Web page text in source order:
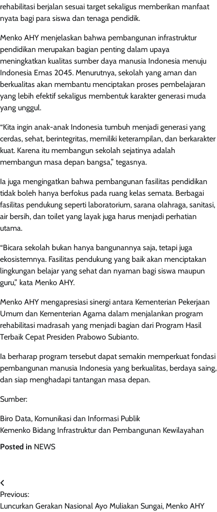
rehabilitasi berjalan sesuai target sekaligus memberikan manfaat
nyata bagi para siswa dan tenaga pendidik.
Menko AHY menjelaskan bahwa pembangunan infrastruktur
pendidikan merupakan bagian penting dalam upaya
meningkatkan kualitas sumber daya manusia Indonesia menuju
Indonesia Emas 2045. Menurutnya, sekolah yang aman dan
berkualitas akan membantu menciptakan proses pembelajaran
yang lebih efektif sekaligus membentuk karakter generasi muda
yang unggul.
“Kita ingin anak-anak Indonesia tumbuh menjadi generasi yang
cerdas, sehat, berintegritas, memiliki keterampilan, dan berkarakter
kuat. Karena itu membangun sekolah sejatinya adalah
membangun masa depan bangsa,” tegasnya.
Ia juga mengingatkan bahwa pembangunan fasilitas pendidikan
tidak boleh hanya berfokus pada ruang kelas semata. Berbagai
fasilitas pendukung seperti laboratorium, sarana olahraga, sanitasi,
air bersih, dan toilet yang layak juga harus menjadi perhatian
utama.
“Bicara sekolah bukan hanya bangunannya saja, tetapi juga
ekosistemnya. Fasilitas pendukung yang baik akan menciptakan
lingkungan belajar yang sehat dan nyaman bagi siswa maupun
guru,” kata Menko AHY.
Menko AHY mengapresiasi sinergi antara Kementerian Pekerjaan
Umum dan Kementerian Agama dalam menjalankan program
rehabilitasi madrasah yang menjadi bagian dari Program Hasil
Terbaik Cepat Presiden Prabowo Subianto.
Ia berharap program tersebut dapat semakin memperkuat fondasi
pembangunan manusia Indonesia yang berkualitas, berdaya saing,
dan siap menghadapi tantangan masa depan.
Sumber:
Biro Data, Komunikasi dan Informasi Publik
Kemenko Bidang Infrastruktur dan Pembangunan Kewilayahan
Posted in NEWS
Navigasi
pos
Previous:
Luncurkan Gerakan Nasional Ayo Muliakan Sungai, Menko AHY